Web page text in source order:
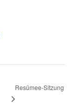
Resümee-Sitzung